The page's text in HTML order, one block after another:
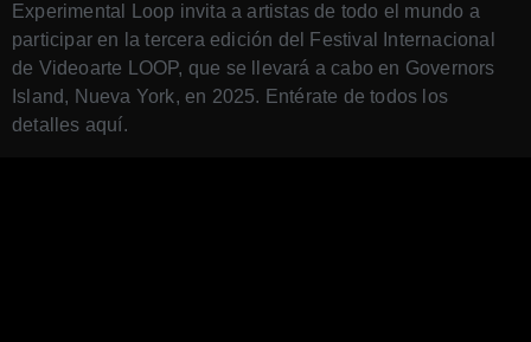
Experimental Loop invita a artistas de todo el mundo a
participar en la tercera edición del Festival Internacional
de Videoarte LOOP, que se llevará a cabo en Governors
Island, Nueva York, en 2025. Entérate de todos los
detalles aquí.